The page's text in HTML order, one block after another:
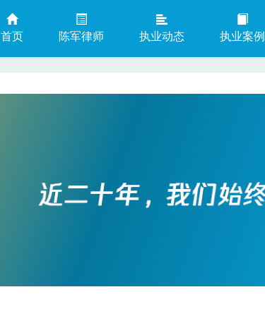
首页 陈军律师 执业动态 执业案例